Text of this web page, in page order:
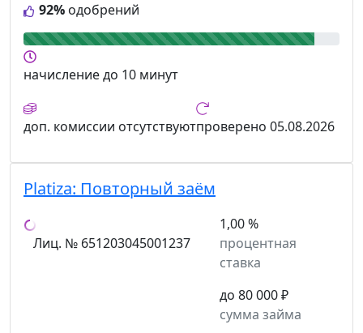
92% одобрений
начислениедо 10 минут
доп. комиссии отсутствуютпроверено 05.08.2026
Platiza: Повторный заём
Лиц. № 651203045001237
1,00 %
процентная
ставка
до 80 000 ₽
сумма займа